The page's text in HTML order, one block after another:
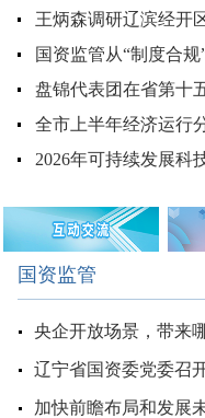
王炳森调研辽滨经开
全市上半年经济运行
国资监管
央企开放场景，带来
辽宁省国资委党委召
加快前瞻布局和发展